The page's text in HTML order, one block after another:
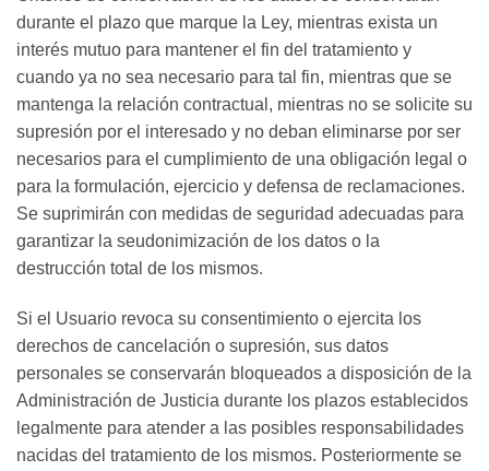
durante el plazo que marque la Ley, mientras exista un
interés mutuo para mantener el fin del tratamiento y
cuando ya no sea necesario para tal fin, mientras que se
mantenga la relación contractual, mientras no se solicite su
supresión por el interesado y no deban eliminarse por ser
necesarios para el cumplimiento de una obligación legal o
para la formulación, ejercicio y defensa de reclamaciones.
Se suprimirán con medidas de seguridad adecuadas para
garantizar la seudonimización de los datos o la
destrucción total de los mismos.
Si el Usuario revoca su consentimiento o ejercita los
derechos de cancelación o supresión, sus datos
personales se conservarán bloqueados a disposición de la
Administración de Justicia durante los plazos establecidos
legalmente para atender a las posibles responsabilidades
nacidas del tratamiento de los mismos. Posteriormente se